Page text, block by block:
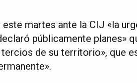
martes ante la CIJ «la
públicamente planes»
de su territorio», que